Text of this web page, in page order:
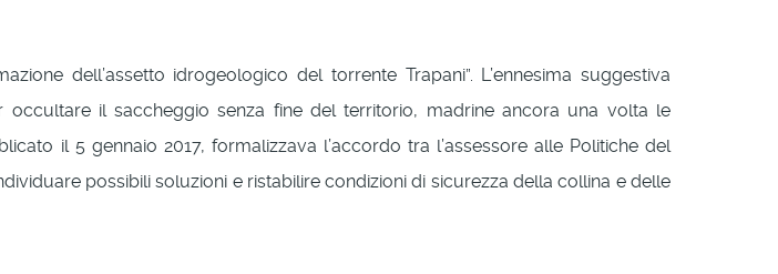
dell’assetto idrogeologico del torrente Trapani”. L’ennesima suggestiva
occultare il saccheggio senza fine del territorio, madrine ancora una volta le
il 5 gennaio 2017, formalizzava l’accordo tra l’assessore alle Politiche del
possibili soluzioni e ristabilire condizioni di sicurezza della collina e delle